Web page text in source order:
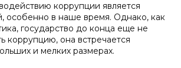
коррупции является
особенно в наше время. Однако, как
государство до конца еще не
коррупцию, она встречается
и мелких размерах.